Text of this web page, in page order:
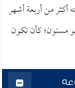
من أربعة أشهر
مسنون؛ كأن تكون